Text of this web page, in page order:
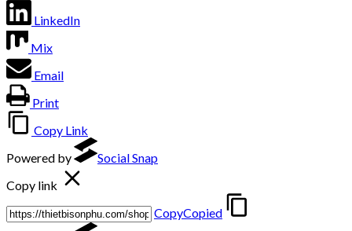
LinkedIn
Mix
Email
Print
Copy Link
Powered by
Social Snap
Copy link
CopyCopied